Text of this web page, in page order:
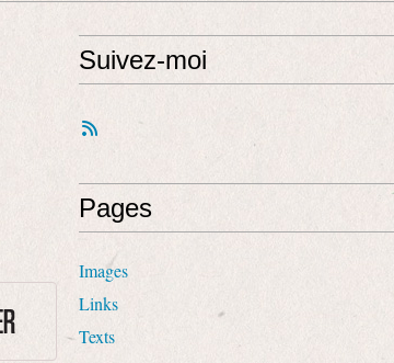
Suivez-moi
Pages
Images
Links
Texts